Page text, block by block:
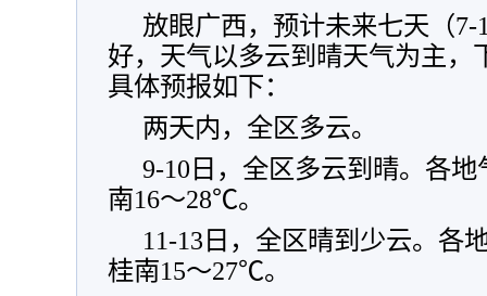
放眼广西，预计未来七天（
好，天气以多云到晴天气为主，
具体预报如下：
两天内，全区多云。
9-10日，全区多云到晴。各
南16～28℃。
11-13日，全区晴到少云。各
桂南15～27℃。